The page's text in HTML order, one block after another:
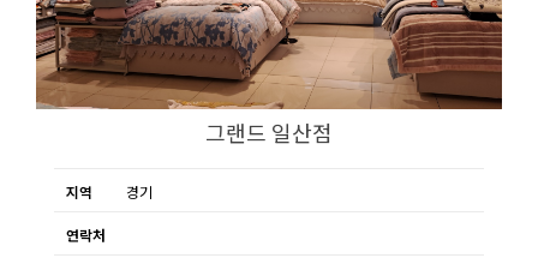
그랜드 일산점
지역 경기
연락처